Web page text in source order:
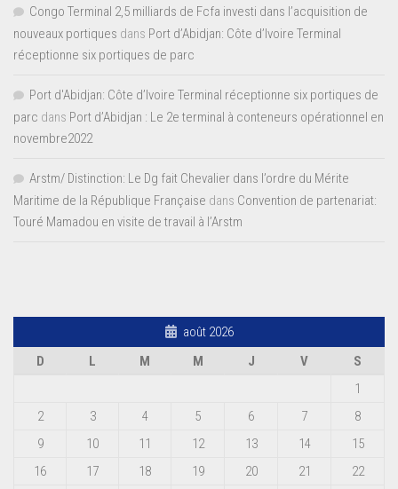
Congo Terminal 2,5 milliards de Fcfa investi dans l’acquisition de
nouveaux portiques dans Port d’Abidjan: Côte d’Ivoire Terminal
réceptionne six portiques de parc
Port d'Abidjan: Côte d’Ivoire Terminal réceptionne six portiques de
parc dans Port d’Abidjan : Le 2e terminal à conteneurs opérationnel en
novembre2022
Arstm/ Distinction: Le Dg fait Chevalier dans l’ordre du Mérite
Maritime de la République Française dans Convention de partenariat:
Touré Mamadou en visite de travail à l’Arstm
août 2026
D
L M M J V
S
1
2
3 4 5 6 7
8
9
10 11 12 13 14
15
16
17 18 19 20 21
22